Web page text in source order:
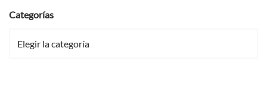
Categorías